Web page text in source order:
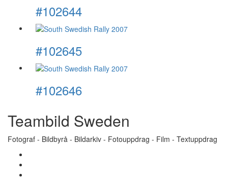
#102644
#102645
#102646
Teambild Sweden
Fotograf - Bildbyrå - Bildarkiv - Fotouppdrag - Film - Textuppdrag